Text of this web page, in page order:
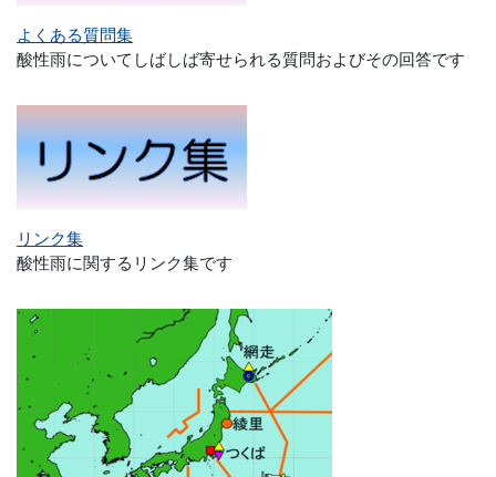
よくある質問集
酸性雨についてしばしば寄せられる質問およびその回答です
リンク集
酸性雨に関するリンク集です